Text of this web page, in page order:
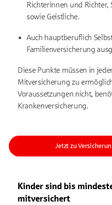
Richterinnen und Richter,
sowie Geistliche.
Auch hauptberuflich
Familienversicherung
Diese Punkte müssen in
Mitversicherung zu
Voraussetzungen nicht,
Krankenversicherung.
Jetzt zu
Kinder sind bis
mitversichert